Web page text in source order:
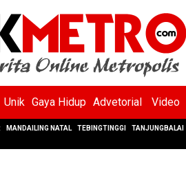
Unik Gaya Hidup Advetorial Video
MANDAILING NATAL TEBINGTINGGI TANJUNGBALAI